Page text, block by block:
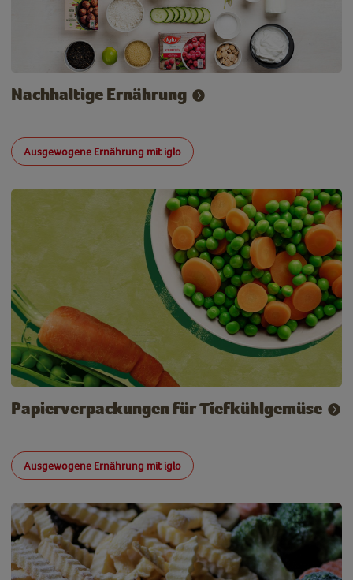
Nachhaltige Ernährung
Ausgewogene Ernährung mit iglo
Papierverpackungen für Tiefkühlgemüse
Ausgewogene Ernährung mit iglo